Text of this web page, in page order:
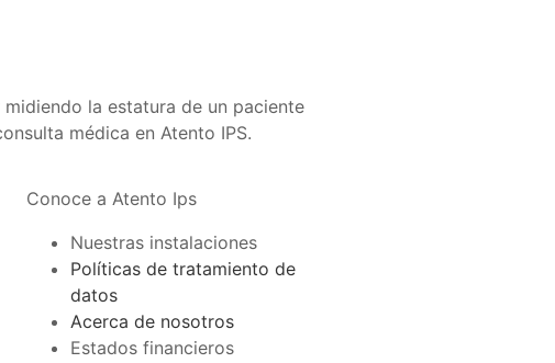
Conoce a Atento Ips
Nuestras instalaciones
Políticas de tratamiento de
datos
Acerca de nosotros
Estados financieros